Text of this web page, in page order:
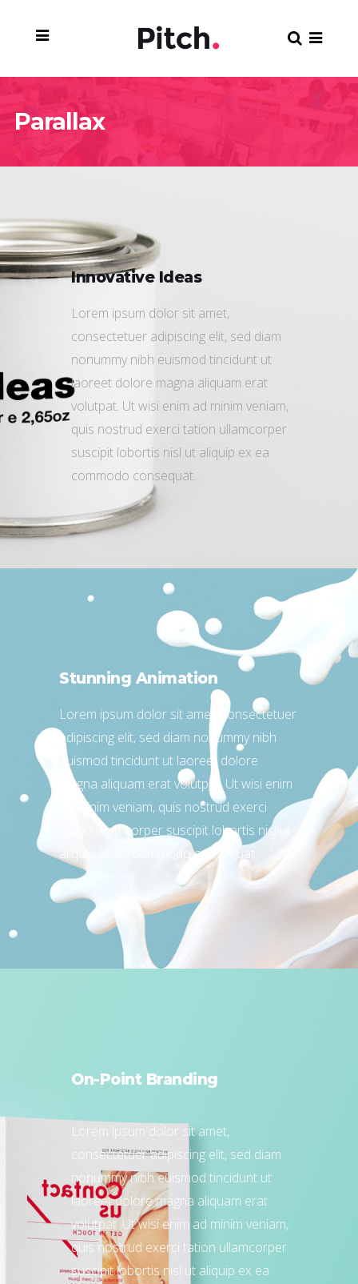
Parallax
Innovative Ideas
Lorem ipsum dolor sit amet,
consectetuer adipiscing elit, sed diam
nonummy nibh euismod tincidunt ut
laoreet dolore magna aliquam erat
volutpat. Ut wisi enim ad minim veniam,
quis nostrud exerci tation ullamcorper
suscipit lobortis nisl ut aliquip ex ea
commodo consequat.
Stunning Animation
Lorem ipsum dolor sit amet, consectetuer
adipiscing elit, sed diam nonummy nibh
euismod tincidunt ut laoreet dolore
magna aliquam erat volutpat. Ut wisi enim
ad minim veniam, quis nostrud exerci
tation ullamcorper suscipit lobortis nisl ut
aliquip ex ea commodo consequat.
On-Point Branding
Lorem ipsum dolor sit amet,
consectetuer adipiscing elit, sed diam
nonummy nibh euismod tincidunt ut
laoreet dolore magna aliquam erat
volutpat. Ut wisi enim ad minim veniam,
quis nostrud exerci tation ullamcorper
suscipit lobortis nisl ut aliquip ex ea